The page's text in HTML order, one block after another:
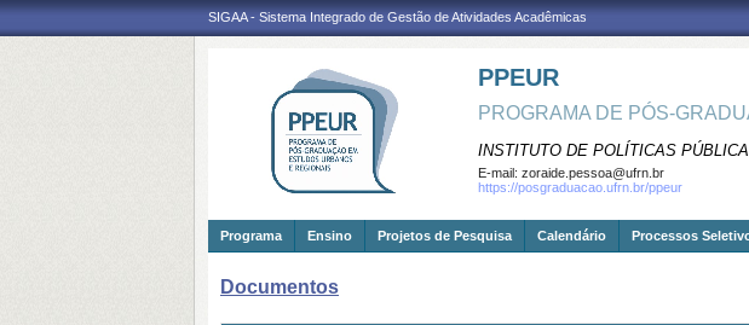
SIGAA - Sistema Integrado de Gestão de Atividades Acadêmicas
PPEUR
PROGRAMA DE PÓS-
INSTITUTO DE POLÍTICAS
E-mail: zoraide.pessoa@ufrn.br
https://posgraduacao.ufrn.br/ppeur
Programa Ensino Projetos de Pesquisa Calendário Processos
Documentos